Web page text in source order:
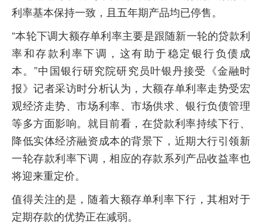
利率基本保持一致，且五年期产品均已停售。
“本轮下调大额存单利率主要是跟随新一轮的贷款利
率和存款利率下调，这有助于稳定银行负债成
本。”中国银行研究院研究员叶银丹接受《金融时
报》记者采访时分析认为，大额存单利率走势受宏
观经济走势、市场利率、市场供求、银行负债管理
等多方面影响。就目前看，在贷款利率持续下行、
降低实体经济融资成本的背景下，近期大行引领新
一轮存款利率下调，相应的存款系列产品收益率也
将迎来重定价。
值得关注的是，随着大额存单利率下行，其相对于
定期存款的优势正在减弱。